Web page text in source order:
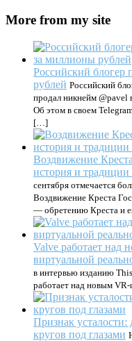
More from my site
Российский блогер
рублей Российский
продал никнейм @pavel
Об этом в своем
[…]
Воздвижение
история и традиции
сентября отмечается
Воздвижение Креста
— обретению Креста и
Valve работает над
виртуальной
в интервью изданию
работает над новым
Признак
кругов под глазами